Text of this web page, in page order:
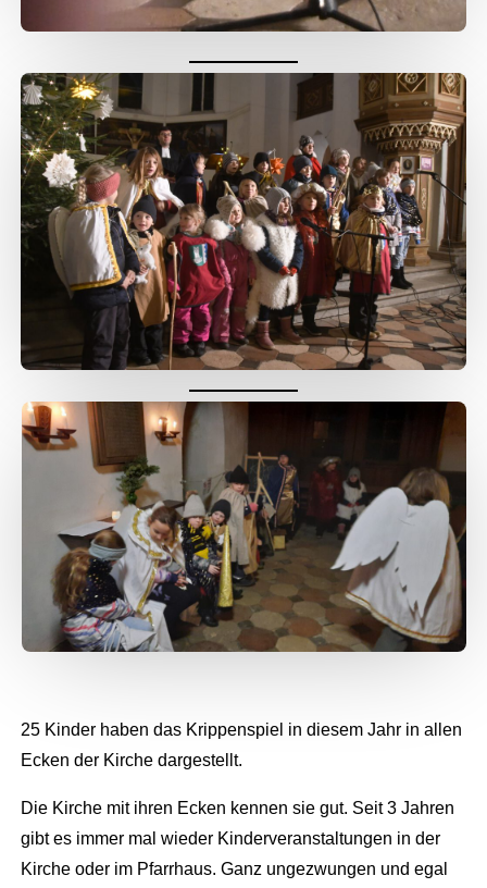
25 Kinder haben das Krippenspiel in diesem Jahr in allen
Ecken der Kirche dargestellt.
Die Kirche mit ihren Ecken kennen sie gut. Seit 3 Jahren
gibt es immer mal wieder Kinderveranstaltungen in der
Kirche oder im Pfarrhaus. Ganz ungezwungen und egal